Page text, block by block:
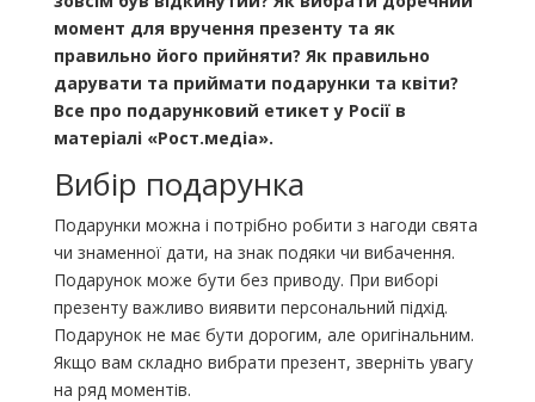
момент для вручення презенту та як
правильно його прийняти? Як правильно
дарувати та приймати подарунки та квіти?
Все про подарунковий етикет у Росії в
матеріалі «Рост.медіа».
Вибір подарунка
Подарунки можна і потрібно робити з нагоди свята
чи знаменної дати, на знак подяки чи вибачення.
Подарунок може бути без приводу. При виборі
презенту важливо виявити персональний підхід.
Подарунок не має бути дорогим, але оригінальним.
Якщо вам складно вибрати презент, зверніть увагу
на ряд моментів.